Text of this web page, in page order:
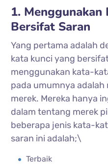
1. Menggunakan
Bersifat Saran
Yang pertama adalah
kata kunci yang
menggunakan kata-
pada umumnya adalah
merek. Mereka hanya
dalam tentang merek
beberapa jenis kata-
saran ini adalah;\
Terbaik